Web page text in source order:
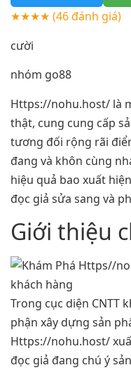
★★★★ (46 đánh giá)
cười
nhóm go88
Https://nohu.host/ là
thật, cung cung cấp
tương đối rộng rãi
đang và khôn cùng
hiệu quả bao xuất
đọc giả sửa sang và
Giới thiệu
Trong cục diện CNTT
phận xây dựng sản
Https://nohu.host/
đọc giả đang chú ý